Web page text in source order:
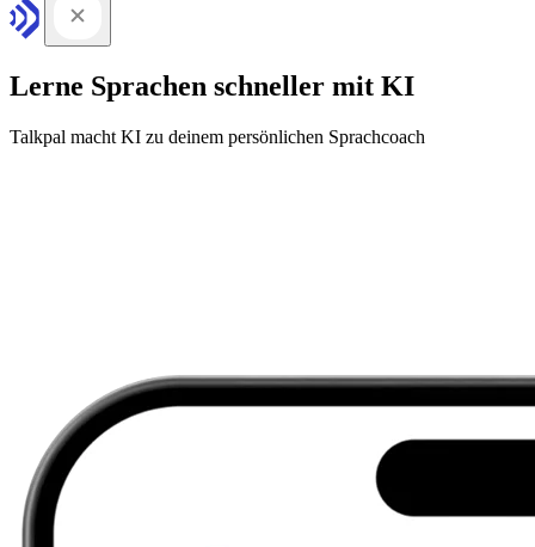
Lerne Sprachen schneller mit KI
Talkpal macht KI zu deinem persönlichen Sprachcoach